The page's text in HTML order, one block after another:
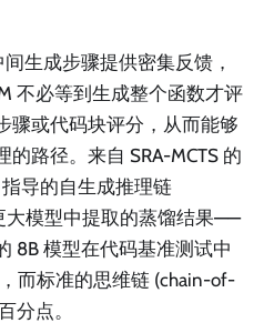
间生成步骤提供密集反馈，
不必等到生成整个函数才评
骤或代码块评分，从而能够
路径。来自 SRA-MCTS 的
导的自生成推理链
大模型中提取的蒸馏结果——
8B 模型在代码基准测试中
而标准的思维链 (chain-of-
分点。